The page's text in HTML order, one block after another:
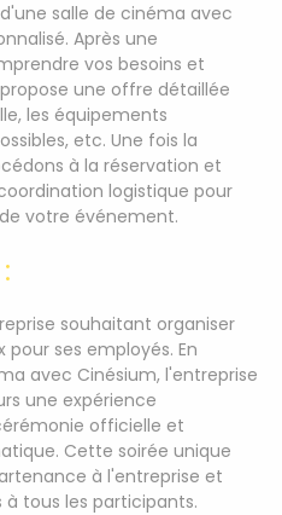
salle de cinéma avec
Après une
vos besoins et
une offre détaillée
les équipements
etc. Une fois la
à la réservation et
logistique pour
votre événement.
souhaitant organiser
ses employés. En
avec Cinésium, l'entreprise
une expérience
officielle et
Cette soirée unique
à l'entreprise et
à tous les participants.